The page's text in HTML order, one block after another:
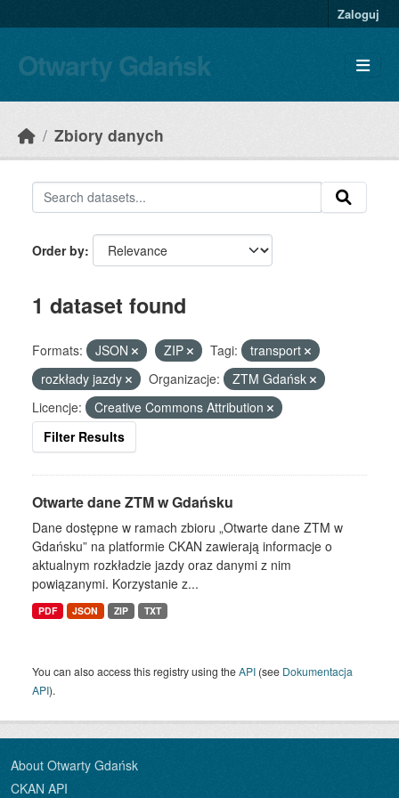
Zaloguj
Otwarty Gdańsk
Zbiory danych
Order by
1 dataset found
Formats: JSON ZIP Tagi:
transport
rozkłady jazdy
Organizacje:
ZTM Gdańsk
Licencje:
Creative Commons Attribution
Filter Results
Otwarte dane ZTM w Gdańsku
Dane dostępne w ramach zbioru „Otwarte dane ZTM w
Gdańsku” na platformie CKAN zawierają informacje o
aktualnym rozkładzie jazdy oraz danymi z nim
powiązanymi. Korzystanie z...
PDF JSON ZIP TXT
You can also access this registry using theAPI (see Dokumentacja
API).
About Otwarty Gdańsk
CKAN API